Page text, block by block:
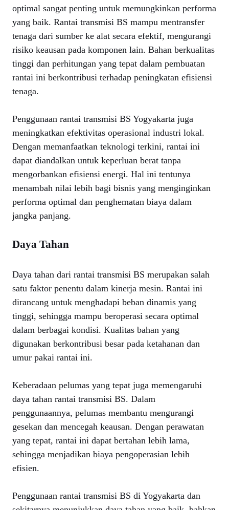
optimal sangat penting untuk memungkinkan performa
yang baik. Rantai transmisi BS mampu mentransfer
tenaga dari sumber ke alat secara efektif, mengurangi
risiko keausan pada komponen lain. Bahan berkualitas
tinggi dan perhitungan yang tepat dalam pembuatan
rantai ini berkontribusi terhadap peningkatan efisiensi
tenaga.
Penggunaan rantai transmisi BS Yogyakarta juga
meningkatkan efektivitas operasional industri lokal.
Dengan memanfaatkan teknologi terkini, rantai ini
dapat diandalkan untuk keperluan berat tanpa
mengorbankan efisiensi energi. Hal ini tentunya
menambah nilai lebih bagi bisnis yang menginginkan
performa optimal dan penghematan biaya dalam
jangka panjang.
Daya Tahan
Daya tahan dari rantai transmisi BS merupakan salah
satu faktor penentu dalam kinerja mesin. Rantai ini
dirancang untuk menghadapi beban dinamis yang
tinggi, sehingga mampu beroperasi secara optimal
dalam berbagai kondisi. Kualitas bahan yang
digunakan berkontribusi besar pada ketahanan dan
umur pakai rantai ini.
Keberadaan pelumas yang tepat juga memengaruhi
daya tahan rantai transmisi BS. Dalam
penggunaannya, pelumas membantu mengurangi
gesekan dan mencegah keausan. Dengan perawatan
yang tepat, rantai ini dapat bertahan lebih lama,
sehingga menjadikan biaya pengoperasian lebih
efisien.
Penggunaan rantai transmisi BS di Yogyakarta dan